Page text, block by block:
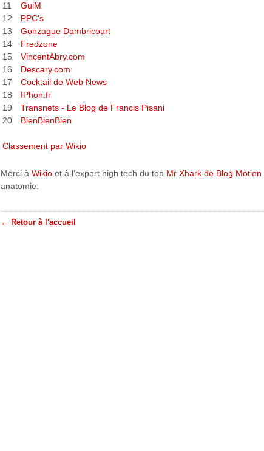
11
GuiM
12
PPC's
13
Gonzague Dambricourt
14
Fredzone
15
VincentAbry.com
16
Descary.com
17
Cocktail de Web News
18
IPhon.fr
19
Transnets - Le Blog de Francis Pisani
20
BienBienBien
Classement par Wikio
Merci à Wikioet à l'expert high tech du top Mr Xhark de Blog Motion
anatomie.
← Retour à l'accueil